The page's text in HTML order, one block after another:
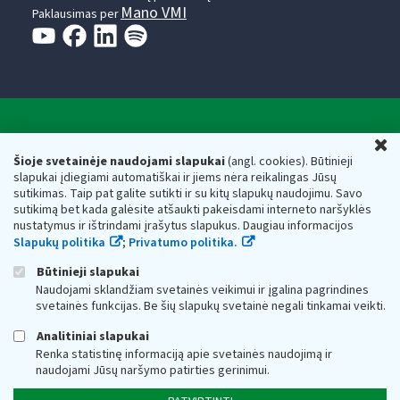
Šioje svetainėje naudojami slapukai(angl. cookies). Būtinieji
slapukai įdiegiami automatiškai ir jiems nėra reikalingas Jūsų
sutikimas. Taip pat galite sutikti ir su kitų slapukų naudojimu. Savo
sutikimą bet kada galėsite atšaukti pakeisdami interneto naršyklės
nustatymus ir ištrindami įrašytus slapukus. Daugiau informacijos
Slapukų politika
; Privatumo politika.
Būtinieji slapukai
Naudojami sklandžiam svetainės veikimui ir įgalina pagrindines
svetainės funkcijas. Be šių slapukų svetainė negali tinkamai veikti.
Analitiniai slapukai
Renka statistinę informaciją apie svetainės naudojimą ir
naudojami Jūsų naršymo patirties gerinimui.
Paklausimas per Mano VMI
Respublikos finansų ministerijos
Biudžetinė įstaiga. Juridinio asmens kodas — 188659752,
adresas: Vasario 16-osios g. 14, 01107 Vilnius, Lietuva, el.paštas:
vmi@vmi.lt, E. pristatymo dėžutės adresas 188659752
Duomenys apie Valstybinę mokesčių inspekciją prie Lietuvos
Respublikos finansų ministerijos kaupiami ir saugomi Juridinių